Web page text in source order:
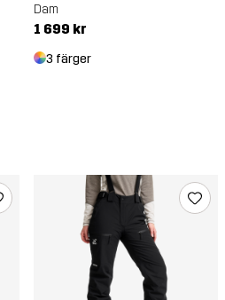
Dam
1 699 kr
3 färger